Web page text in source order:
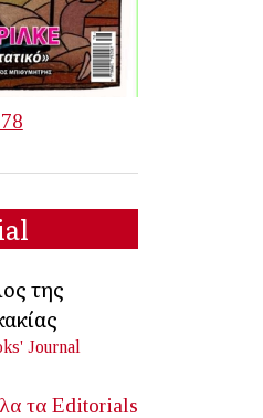
της
Journal
τα Editorials